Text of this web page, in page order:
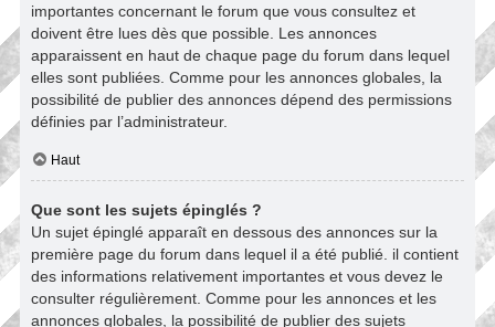
importantes concernant le forum que vous consultez et
doivent être lues dès que possible. Les annonces
apparaissent en haut de chaque page du forum dans lequel
elles sont publiées. Comme pour les annonces globales, la
possibilité de publier des annonces dépend des permissions
définies par l’administrateur.
Haut
Que sont les sujets épinglés ?
Un sujet épinglé apparaît en dessous des annonces sur la
première page du forum dans lequel il a été publié. il contient
des informations relativement importantes et vous devez le
consulter régulièrement. Comme pour les annonces et les
annonces globales, la possibilité de publier des sujets